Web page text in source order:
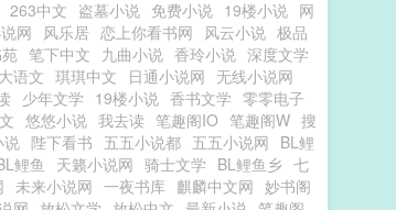
263中文 盗墓小说 免费小说 19楼小说 网
网 风乐居 恋上你看书网 风云小说 极品
笔下中文 九曲小说 香玲小说 深度文学
大语文 琪琪中文 日通小说网 无线小说网
少年文学 19楼小说 香书文学 零零电子
悠悠小说 我去读 笔趣阁IO 笔趣阁W 搜
说 陛下看书 五五小说都 五五小说网 BL鲤
鲤鱼 天籁小说网 骑士文学 BL鲤鱼乡 七
未来小说网 一夜书库 麒麟中文网 妙书阁